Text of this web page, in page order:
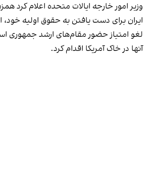
وزیر امور خارجه ایالات متحده اعلام کرد
ایران برای دست یافتن به حقوق اولیه خود،
لغو امتیاز حضور مقام‌های ارشد جمهوری
آنها در خاک آمریکا اقدام کرد.